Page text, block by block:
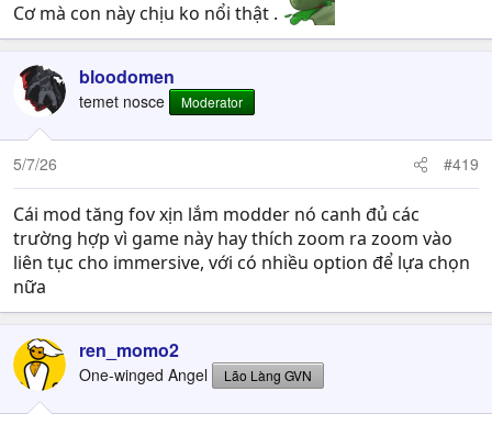
Cơ mà con này chịu ko nổi thật .
bloodomen
temet nosce Moderator
5/7/26 #419
Cái mod tăng fov xịn lắm modder nó canh đủ các
trường hợp vì game này hay thích zoom ra zoom vào
liên tục cho immersive, với có nhiều option để lựa chọn
nữa
ren_momo2
One-winged Angel Lão Làng GVN